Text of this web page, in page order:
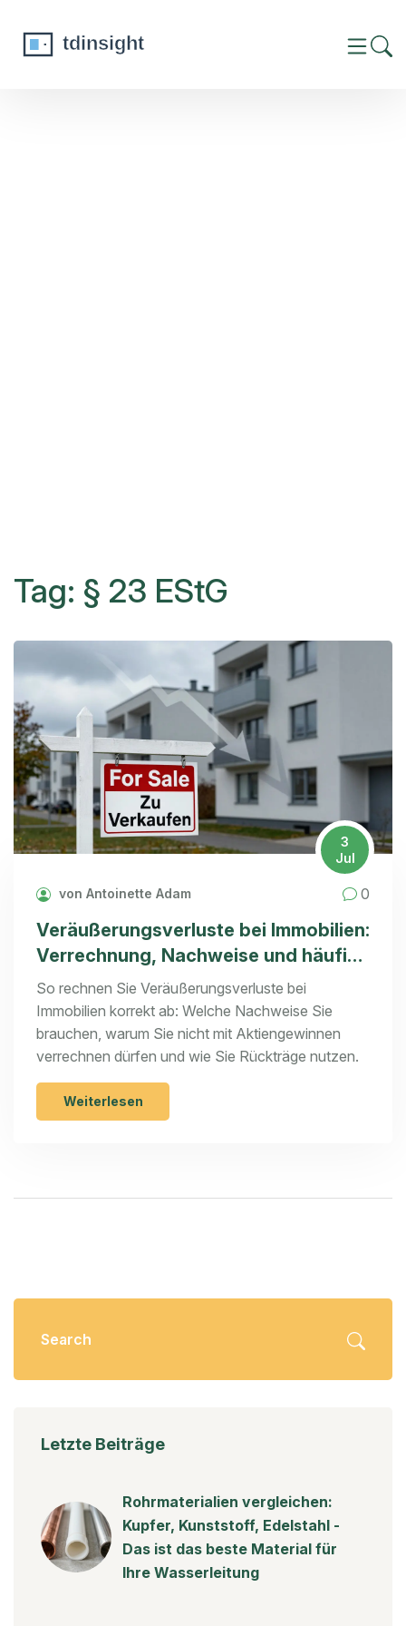
Tag: § 23 EStG
3
Jul
von Antoinette Adam 0
Veräußerungsverluste bei Immobilien:
Verrechnung, Nachweise und häufige
Fehler
So rechnen Sie Veräußerungsverluste bei
Immobilien korrekt ab: Welche Nachweise Sie
brauchen, warum Sie nicht mit Aktiengewinnen
verrechnen dürfen und wie Sie Rückträge nutzen.
Weiterlesen
Letzte Beiträge
Rohrmaterialien vergleichen:
Kupfer, Kunststoff, Edelstahl -
Das ist das beste Material für
Ihre Wasserleitung